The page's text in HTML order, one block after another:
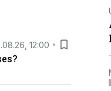
12:00